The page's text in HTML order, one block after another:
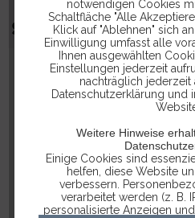
notwendigen Cookies
Schaltfläche "Alle
Klick auf "Ablehnen" sich
Einwilligung umfasst alle
Ihnen ausgewählten
Einstellungen jederzeit
nachträglich jederzeit
Datenschutzerklärung und
Weitere Hinweise
Einige Cookies sind
helfen, diese Website
verbessern.
verarbeitet werden (z. B.
personalisierte Anzeigen
SICHERHEITS-